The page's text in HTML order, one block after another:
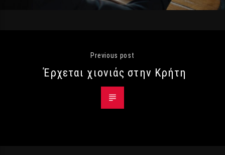
Previous post
Έρχεται χιονιάς στην Κρήτη